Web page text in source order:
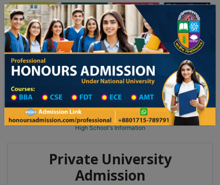
Toggle navigation অনার্স ভর্তি প্রফেশনাল অনার্স
Updates
২৬ শিক্ষাবর্ষের ১ম বর্ষের ভর্তি আবেদন বিজ্ঞপ্তি ঢাকা বিশ্ববিদ্যালয় ২০২৫-২৬ শিক্ষাবর্ষে
School Category
High School in Rangpur Wise
High School List
High School's Information
Private University
Admission